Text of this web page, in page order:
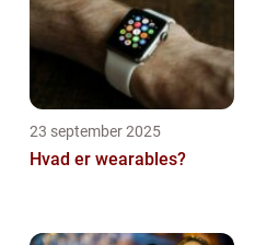
23 september 2025
Hvad er wearables?